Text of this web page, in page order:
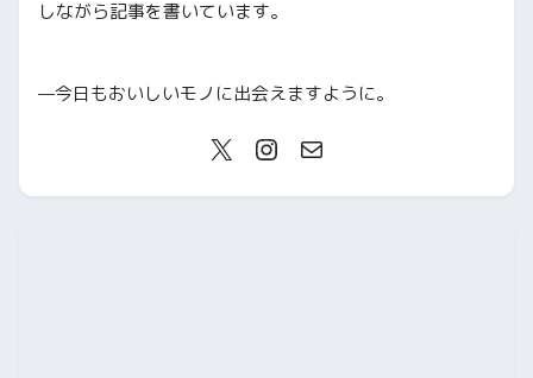
しながら記事を書いています。
—今日もおいしいモノに出会えますように。